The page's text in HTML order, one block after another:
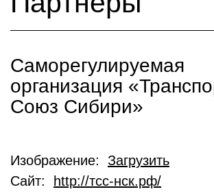
Саморегулируемая
организация
Союз Сибири»
Изображение: Загрузить
Сайт:
http://тсс-нск.рф/